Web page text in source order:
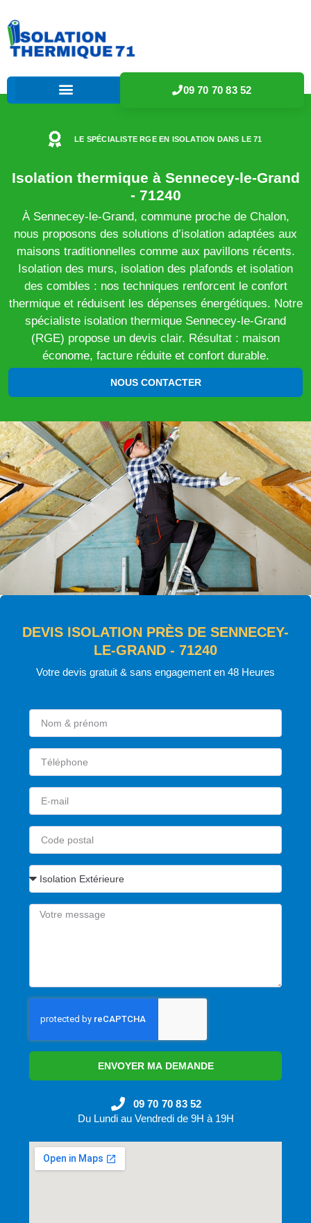
09 70 70 83 52
LE SPÉCIALISTE RGE EN ISOLATION DANS LE 71
Isolation thermique à Sennecey-le-Grand
- 71240
À Sennecey-le-Grand, commune proche de Chalon,
nous proposons des solutions d’isolation adaptées aux
maisons traditionnelles comme aux pavillons récents.
Isolation des murs, isolation des plafonds et isolation
des combles : nos techniques renforcent le confort
thermique et réduisent les dépenses énergétiques. Notre
spécialiste isolation thermique Sennecey-le-Grand
(RGE) propose un devis clair. Résultat : maison
économe, facture réduite et confort durable.
NOUS CONTACTER
DEVIS ISOLATION PRÈS DE SENNECEY-
LE-GRAND - 71240
Votre devis gratuit & sans engagement en 48 Heures
ENVOYER MA DEMANDE
09 70 70 83 52
Du Lundi au Vendredi de 9H à 19H